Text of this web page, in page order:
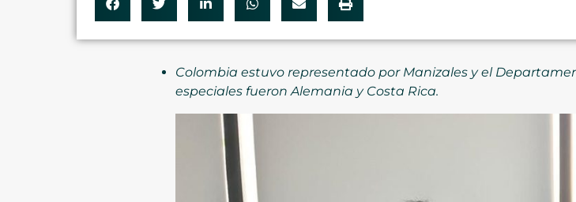
Colombia estuvo representado por Manizales y el
especiales fueron Alemania y Costa Rica.